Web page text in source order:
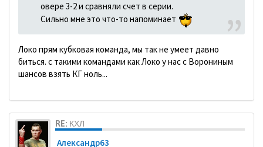
овере 3-2 и сравняли счет в серии.
Сильно мне это что-то напоминает
Локо прям кубковая команда, мы так не умеет давно
биться. с такими командами как Локо у нас с Ворониным
шансов взять КГ ноль...
RE: КХЛ
Александр63